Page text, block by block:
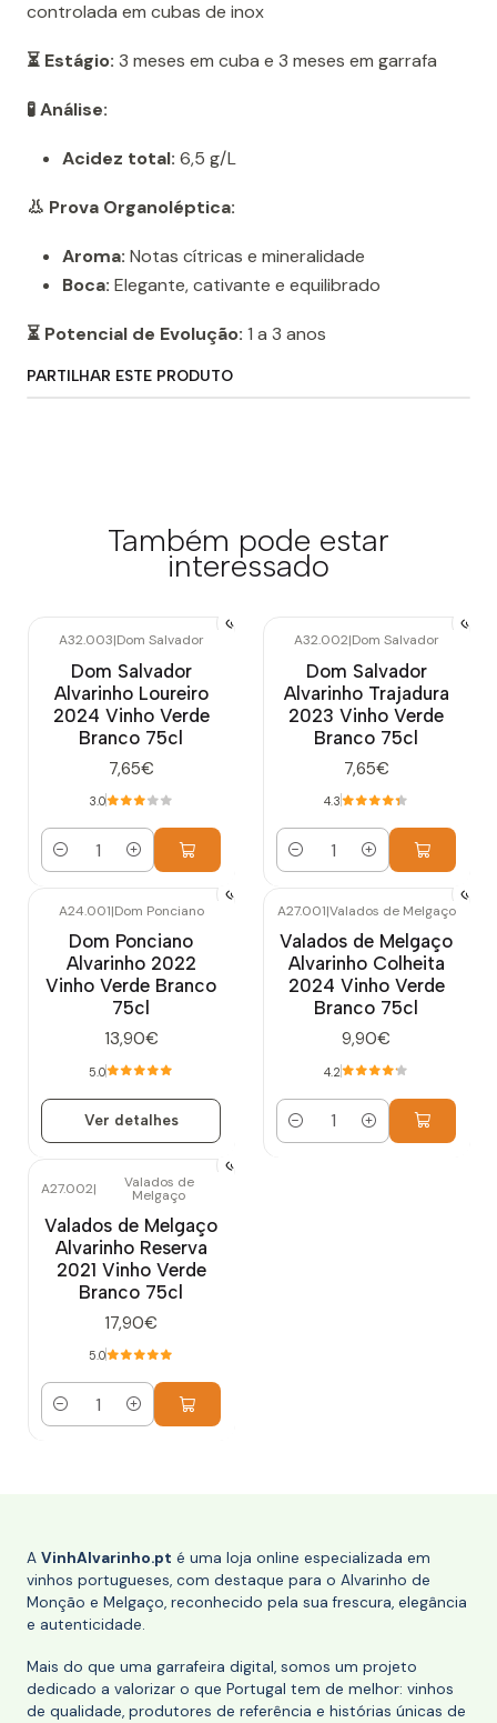
controlada em cubas de inox
⏳ Estágio: 3 meses em cuba e 3 meses em garrafa
🧪 Análise:
Acidez total: 6,5 g/L
👃 Prova Organoléptica:
Aroma: Notas cítricas e mineralidade
Boca: Elegante, cativante e equilibrado
⏳ Potencial de Evolução: 1 a 3 anos
PARTILHAR ESTE PRODUTO
Também pode estar
interessado
A32.003|Dom Salvador
Dom Salvador
Alvarinho Loureiro
2024 Vinho Verde
Branco 75cl
7,65€
3.0
Quantidade
A32.002|Dom Salvador
Dom Salvador
Alvarinho Trajadura
2023 Vinho Verde
Branco 75cl
7,65€
4.3
Quantidade
A24.001|Dom Ponciano
Dom Ponciano
Alvarinho 2022
Vinho Verde Branco
75cl
13,90€
5.0
Ver detalhes
A27.001|Valados de Melgaço
Valados de Melgaço
Alvarinho Colheita
2024 Vinho Verde
Branco 75cl
9,90€
4.2
Quantidade
A27.002| Valados de
Melgaço
Valados de Melgaço
Alvarinho Reserva
2021 Vinho Verde
Branco 75cl
17,90€
5.0
Quantidade
A VinhAlvarinho.pt é uma loja online especializada em
vinhos portugueses, com destaque para o Alvarinho de
Monção e Melgaço, reconhecido pela sua frescura, elegância
e autenticidade.
Mais do que uma garrafeira digital, somos um projeto
dedicado a valorizar o que Portugal tem de melhor: vinhos
de qualidade, produtores de referência e histórias únicas de